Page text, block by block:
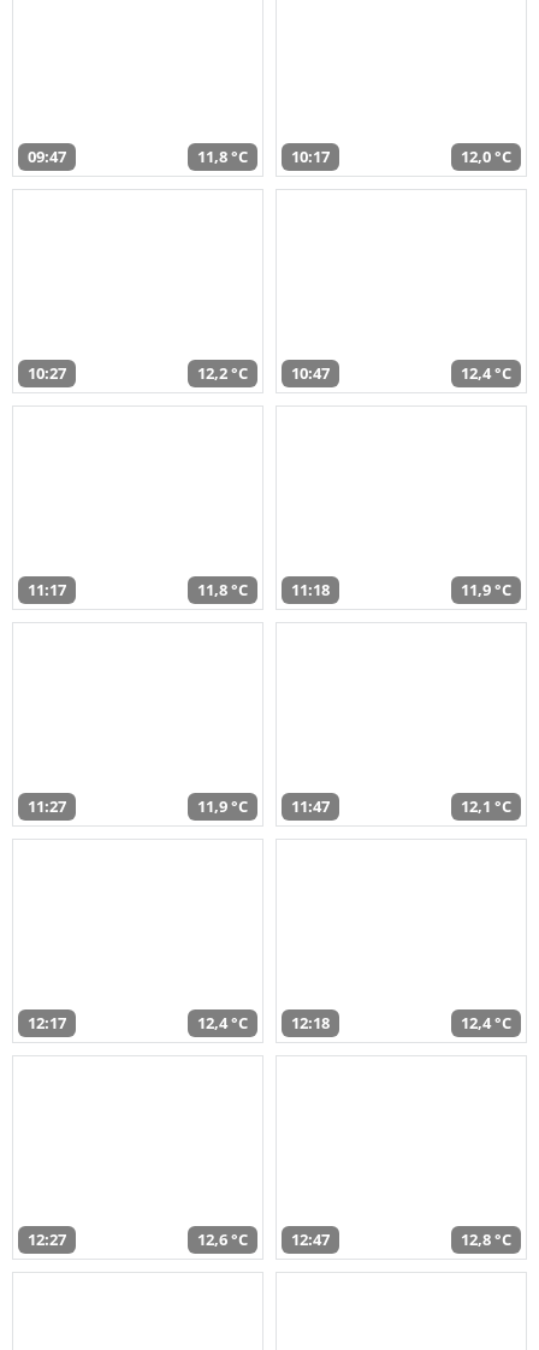
09:47 11,8 °C 10:17 12,0 °C
10:27 12,2 °C 10:47 12,4 °C
11:17 11,8 °C 11:18 11,9 °C
11:27 11,9 °C 11:47 12,1 °C
12:17 12,4 °C 12:18 12,4 °C
12:27 12,6 °C 12:47 12,8 °C